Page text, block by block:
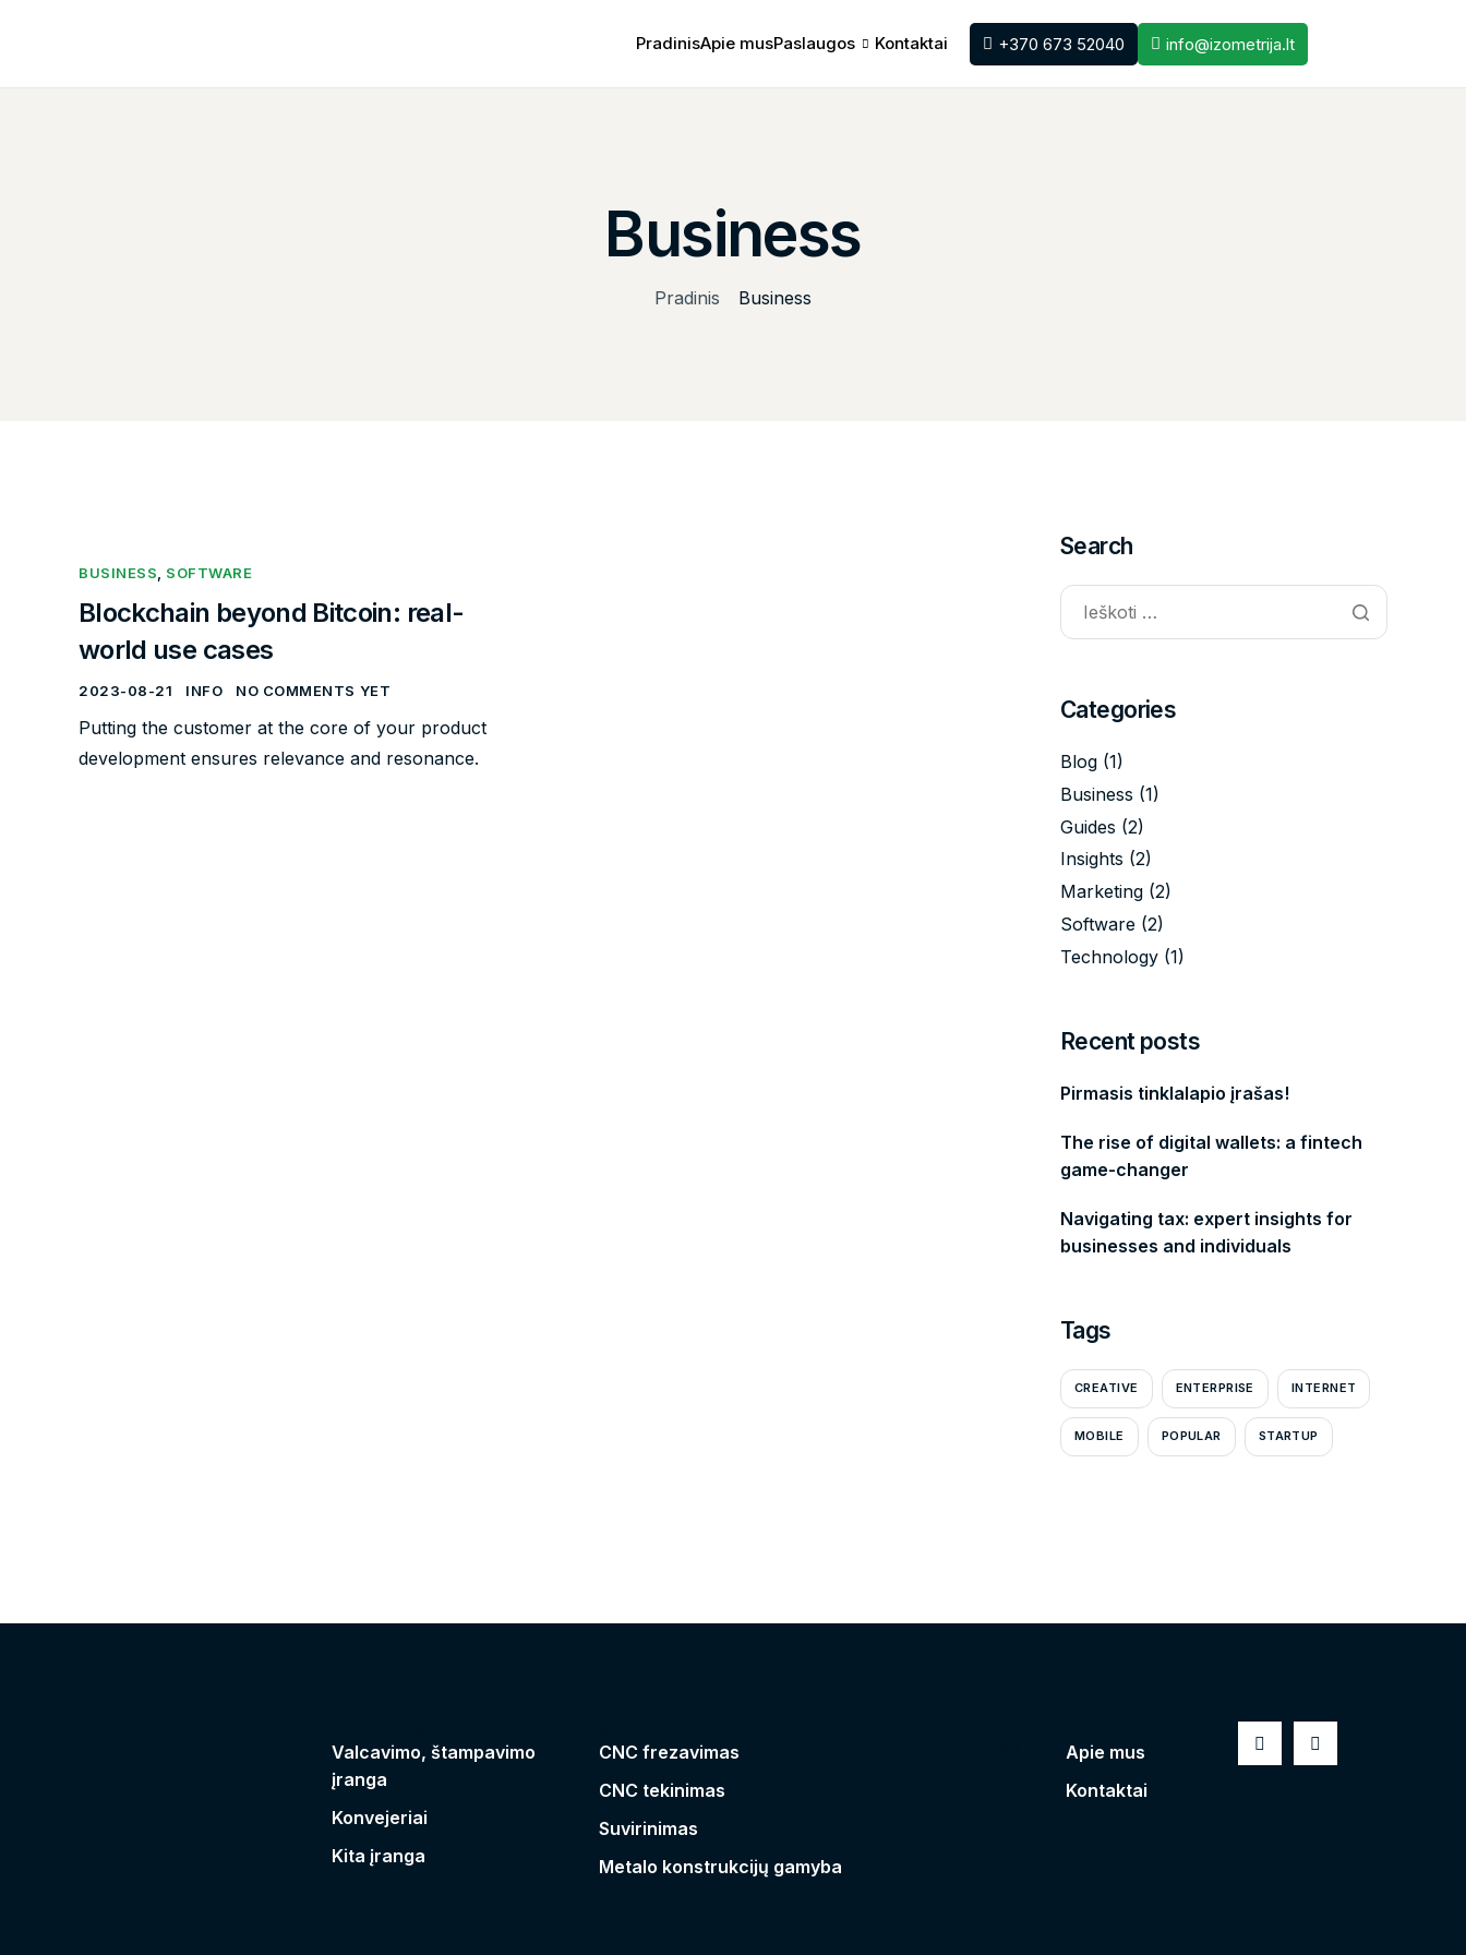
PradinisApie musPaslaugos Kontaktai +370 673 52040 info@izometrija.lt
Business
Pradinis Business
BUSINESS SOFTWARE
Blockchain beyond Bitcoin: real-
world use cases
2023-08-21 INFO NO COMMENTS YET
Putting the customer at the core of your product
development ensures relevance and resonance.
Search
Categories
Blog (1)
Business (1)
Guides (2)
Insights (2)
Marketing (2)
Software (2)
Technology (1)
Recent posts
Pirmasis tinklalapio įrašas!
The rise of digital wallets: a fintech
game-changer
Navigating tax: expert insights for
businesses and individuals
Tags
CREATIVE ENTERPRISE INTERNET
MOBILE POPULAR STARTUP
Valcavimo, štampavimo
įranga
Konvejeriai
Kita įranga
CNC frezavimas
CNC tekinimas
Suvirinimas
Metalo konstrukcijų gamyba
Apie mus
Kontaktai